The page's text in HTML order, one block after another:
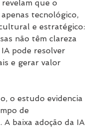
que o
tecnológico,
e estratégico:
não têm clareza
pode resolver
e gerar valor
o estudo evidencia
de
baixa adoção da IA